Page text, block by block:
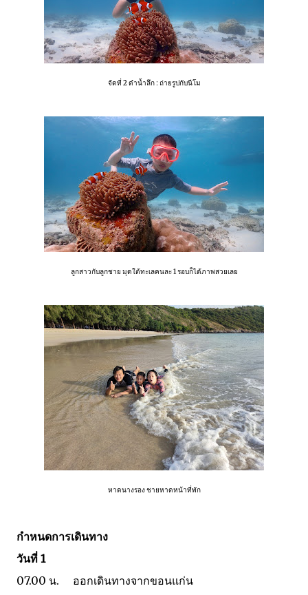
จัดที่ 2 ดำน้ำลึก : ถ่ายรูปกับนีโม
ลูกสาวกับลูกชาย มุดใต้ทะเลคนละ 1 รอบก็ได้ภาพสวยเลย
หาดนางรอง ชายหาดหน้าที่พัก
กำหนดการเดินทาง
วันที่ 1
07.00 น. ออกเดินทางจากขอนแก่น